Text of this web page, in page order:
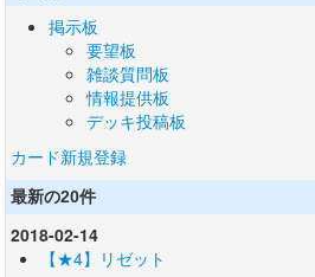
掲示板
要望板
雑談質問板
情報提供板
デッキ投稿板
カード新規登録
最新の20件
2018-02-14
【★4】リゼット